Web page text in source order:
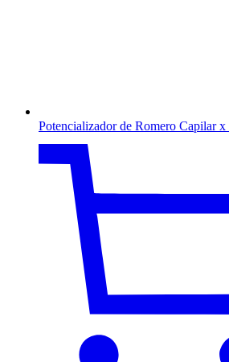
Potencializador de Romero Capilar